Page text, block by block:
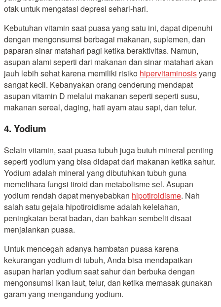
otak untuk mengatasi depresi sehari-hari.
Kebutuhan vitamin saat puasa yang satu ini, dapat dipenuhi
dengan mengonsumsi berbagai makanan, suplemen, dan
paparan sinar matahari pagi ketika beraktivitas. Namun,
asupan alami seperti dari makanan dan sinar matahari akan
jauh lebih sehat karena memiliki risiko hipervitaminosisyang
sangat kecil. Kebanyakan orang cenderung mendapat
asupan vitamin D melalui makanan seperti seperti susu,
makanan sereal, daging, hati ayam atau sapi, dan telur.
4. Yodium
Selain vitamin, saat puasa tubuh juga butuh mineral penting
seperti yodium yang bisa didapat dari makanan ketika sahur.
Yodium adalah mineral yang dibutuhkan tubuh guna
memelihara fungsi tiroid dan metabolisme sel. Asupan
yodium rendah dapat menyebabkan hipotiroidisme. Nah
salah satu gejala hipotiroidisme adalah kelelahan,
peningkatan berat badan, dan bahkan sembelit disaat
menjalankan puasa.
Untuk mencegah adanya hambatan puasa karena
kekurangan yodium di tubuh, Anda bisa mendapatkan
asupan harian yodium saat sahur dan berbuka dengan
mengonsumsi ikan laut, telur, dan ketika memasak gunakan
garam yang mengandung yodium.